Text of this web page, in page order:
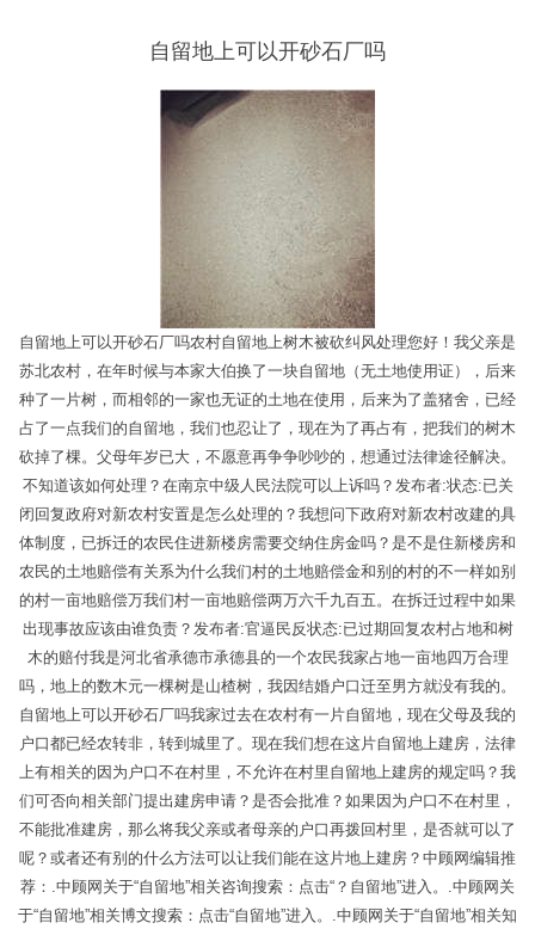
自留地上可以开砂石厂吗
自留地上可以开砂石厂吗农村自留地上树木被砍纠风处理您好！我父亲是
苏北农村，在年时候与本家大伯换了一块自留地（无土地使用证），后来
种了一片树，而相邻的一家也无证的土地在使用，后来为了盖猪舍，已经
占了一点我们的自留地，我们也忍让了，现在为了再占有，把我们的树木
砍掉了棵。父母年岁已大，不愿意再争争吵吵的，想通过法律途径解决。
不知道该如何处理？在南京中级人民法院可以上诉吗？发布者:状态:已关
闭回复政府对新农村安置是怎么处理的？我想问下政府对新农村改建的具
体制度，已拆迁的农民住进新楼房需要交纳住房金吗？是不是住新楼房和
农民的土地赔偿有关系为什么我们村的土地赔偿金和别的村的不一样如别
的村一亩地赔偿万我们村一亩地赔偿两万六千九百五。在拆迁过程中如果
出现事故应该由谁负责？发布者:官逼民反状态:已过期回复农村占地和树
木的赔付我是河北省承德市承德县的一个农民我家占地一亩地四万合理
吗，地上的数木元一棵树是山楂树，我因结婚户口迁至男方就没有我的。
自留地上可以开砂石厂吗我家过去在农村有一片自留地，现在父母及我的
户口都已经农转非，转到城里了。现在我们想在这片自留地上建房，法律
上有相关的因为户口不在村里，不允许在村里自留地上建房的规定吗？我
们可否向相关部门提出建房申请？是否会批准？如果因为户口不在村里，
不能批准建房，那么将我父亲或者母亲的户口再拨回村里，是否就可以了
呢？或者还有别的什么方法可以让我们能在这片地上建房？中顾网编辑推
荐：.中顾网关于“自留地”相关咨询搜索：点击“？自留地”进入。.中顾网关
于“自留地”相关博文搜索：点击“自留地”进入。.中顾网关于“自留地”相关知